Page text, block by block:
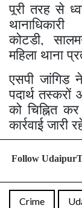
पूरी तरह से
कोटड़ी,
महिला थाना
एसपी जांगिड़
पदार्थ तस्करों
को चिह्नित
कार्रवाई जारी
Follow
Crime